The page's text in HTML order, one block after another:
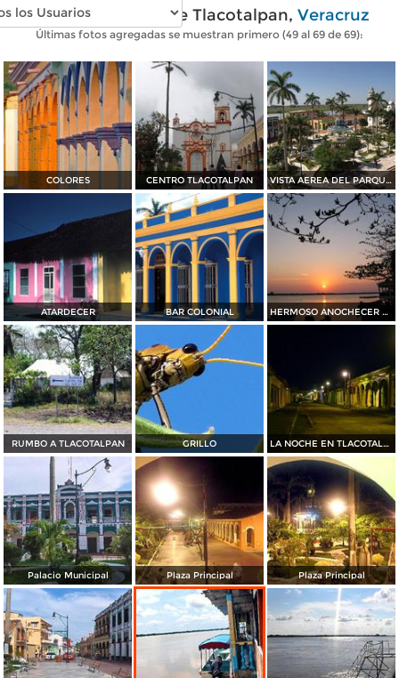
Fotos modernas de Tlacotalpan, Veracruz
Últimas fotos agregadas se muestran primero (49 al 69 de 69):
COLORES CENTRO TLACOTALPAN VISTA AEREA DEL PARQUE CENTRAL
ATARDECER BAR COLONIAL HERMOSO ANOCHECER A LA ORILLA DEL RIO
RUMBO A TLACOTALPAN GRILLO LA NOCHE EN TLACOTALPAN
Palacio Municipal Plaza Principal Plaza Principal